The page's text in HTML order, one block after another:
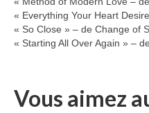
« Everything Your Heart
« So Close » – de Change of
« Starting All Over Again » –
Vous aimez